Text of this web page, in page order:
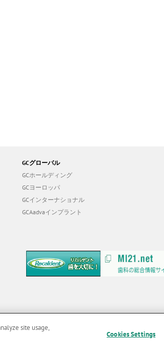
GCグローバル
GCホールディング
GCヨーロッパ
GCインターナショナル
GCAadvaインプラント
クアラルンプール原則
site usage,
Cookies Settings